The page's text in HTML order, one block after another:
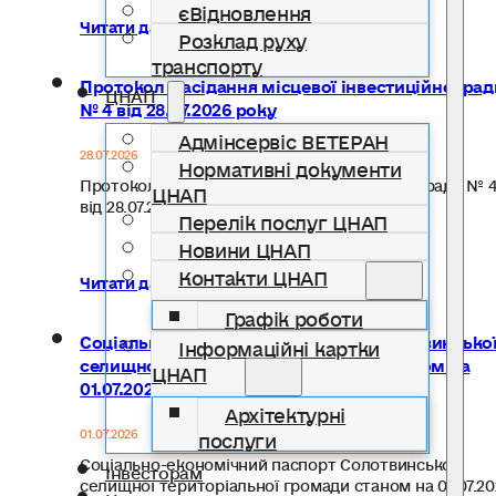
єВідновлення
Розклад руху
транспорту
ЦНАП
Адмінсервіс ВЕТЕРАН
Нормативні документи
ЦНАП
Перелік послуг ЦНАП
Новини ЦНАП
Контакти ЦНАП
Графік роботи
Інформаційні картки
ЦНАП
Архітектурні
послуги
Інвесторам
Читати далі...
Протокол засідання місцевої інвестиційної
№ 4 від 28.07.2026 року
28.07.2026
Протокол засідання місцевої інвестиційної ради № 4
від 28.07.2026 року…
Читати далі...
Соціально-економічний паспорт
селищної територіальної громади станом на
01.07.2026 року
01.07.2026
Соціально-економічний паспорт Солотвинської
селищної територіальної громади станом на